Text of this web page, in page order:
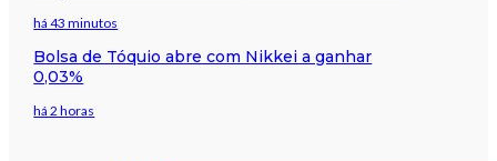
há 43 minutos
Bolsa de Tóquio abre com Nikkei a ganhar
0,03%
há 2 horas